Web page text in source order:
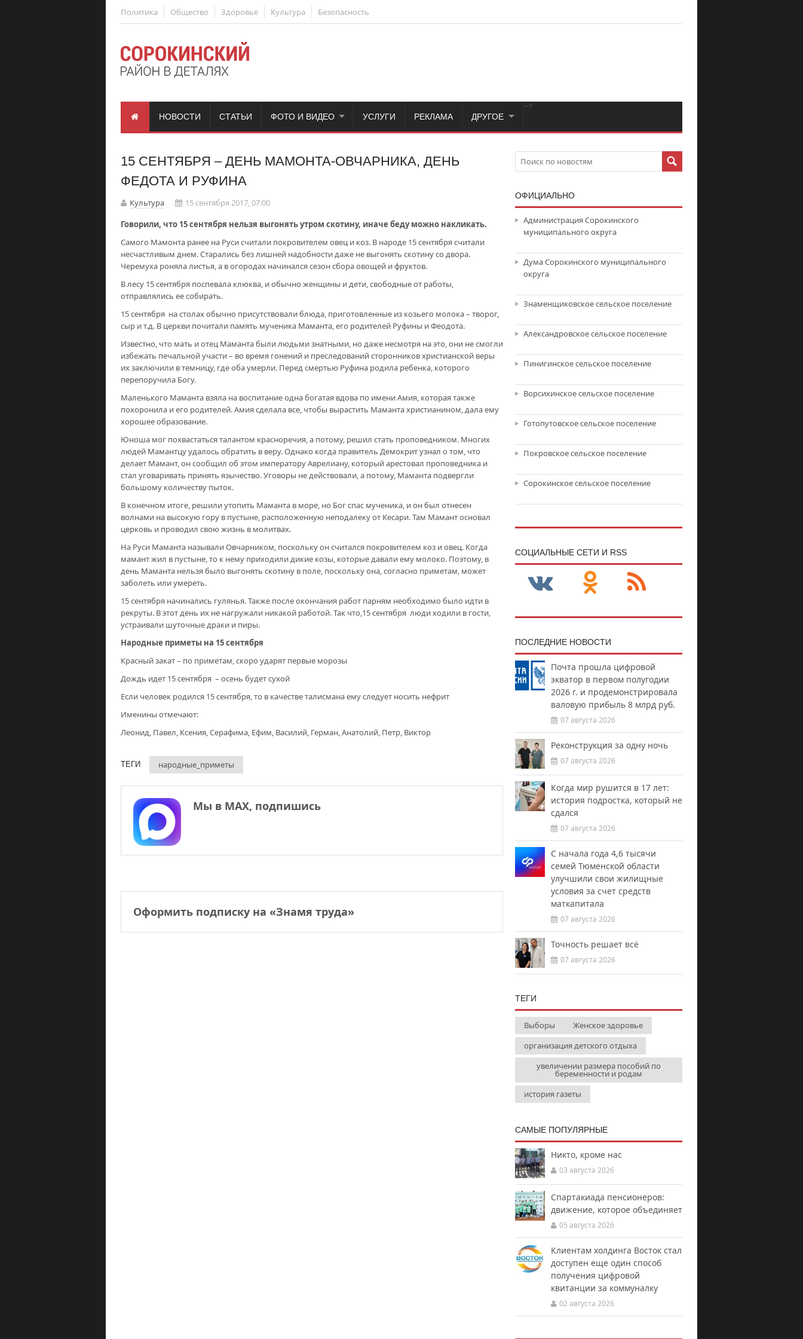
Политика Общество Здоровье Культура Безопасность
НОВОСТИ СТАТЬИ
-->
ФОТО И ВИДЕО УСЛУГИ РЕКЛАМА ДРУГОЕ
15 СЕНТЯБРЯ – ДЕНЬ МАМОНТА-ОВЧАРНИКА, ДЕНЬ
ФЕДОТА И РУФИНА
Культура
15 сентября 2017, 07:00
Говорили, что 15 сентября нельзя выгонять утром скотину, иначе беду можно накликать.
Самого Мамонта ранее на Руси считали покровителем овец и коз. В народе 15 сентября считали
несчастливым днем. Старались без лишней надобности даже не выгонять скотину со двора.
Черемуха роняла листья, а в огородах начинался сезон сбора овощей и фруктов.
В лесу 15 сентября поспевала клюква, и обычно женщины и дети, свободные от работы,
отправлялись ее собирать.
15 сентября на столах обычно присутствовали блюда, приготовленные из козьего молока – творог,
сыр и т.д. В церкви почитали память мученика Маманта, его родителей Руфины и Феодота.
Известно, что мать и отец Маманта были людьми знатными, но даже несмотря на это, они не смогли
избежать печальной участи – во время гонений и преследований сторонников христианской веры
их заключили в темницу, где оба умерли. Перед смертью Руфина родила ребенка, которого
перепоручила Богу.
Маленького Маманта взяла на воспитание одна богатая вдова по имени Амия, которая также
похоронила и его родителей. Амия сделала все, чтобы вырастить Маманта христианином, дала ему
хорошее образование.
Юноша мог похвастаться талантом красноречия, а потому, решил стать проповедником. Многих
людей Мамантцу удалось обратить в веру. Однако когда правитель Демокрит узнал о том, что
делает Мамант, он сообщил об этом императору Аврелиану, который арестовал проповедника и
стал уговаривать принять язычество. Уговоры не действовали, а потому, Маманта подвергли
большому количеству пыток.
В конечном итоге, решили утопить Маманта в море, но Бог спас мученика, и он был отнесен
волнами на высокую гору в пустыне, расположенную неподалеку от Кесари. Там Мамант основал
церковь и проводил свою жизнь в молитвах.
На Руси Маманта называли Овчарником, поскольку он считался покровителем коз и овец. Когда
мамант жил в пустыне, то к нему приходили дикие козы, которые давали ему молоко. Поэтому, в
день Маманта нельзя было выгонять скотину в поле, поскольку она, согласно приметам, может
заболеть или умереть.
15 сентября начинались гулянья. Также после окончания работ парням необходимо было идти в
рекруты. В этот день их не нагружали никакой работой. Так что,15 сентября люди ходили в гости,
устраивали шуточные драки и пиры.
Народные приметы на 15 сентября
Красный закат – по приметам, скоро ударят первые морозы
Дождь идет 15 сентября – осень будет сухой
Если человек родился 15 сентября, то в качестве талисмана ему следует носить нефрит
Именины отмечают:
Леонид, Павел, Ксения, Серафима, Ефим, Василий, Герман, Анатолий, Петр, Виктор
ТЕГИ народные_приметы
Мы в МАХ, подпишись
Оформить подписку на «Знамя труда»
ОФИЦИАЛЬНО
Администрация Сорокинского
муниципального округа
Дума Сорокинского муниципального
округа
Знаменщиковское сельское поселение
Александровское сельское поселение
Пинигинское сельское поселение
Ворсихинское сельское поселение
Готопутовское сельское поселение
Покровское сельское поселение
Сорокинское сельское поселение
CОЦИАЛЬНЫЕ СЕТИ И RSS
ПОСЛЕДНИЕ НОВОСТИ
Почта прошла цифровой
экватор в первом полугодии
2026 г. и продемонстрировала
валовую прибыль 8 млрд руб.
07 августа 2026
Реконструкция за одну ночь
07 августа 2026
Когда мир рушится в 17 лет:
история подростка, который не
сдался
07 августа 2026
С начала года 4,6 тысячи
семей Тюменской области
улучшили свои жилищные
условия за счет средств
маткапитала
07 августа 2026
Точность решает всё
07 августа 2026
ТЕГИ
Выборы
Женское здоровье
организация детского отдыха
увеличении размера пособий по
беременности и родам
история газеты
САМЫЕ ПОПУЛЯРНЫЕ
Никто, кроме нас
03 августа 2026
Спартакиада пенсионеров:
движение, которое объединяет
05 августа 2026
Клиентам холдинга Восток стал
доступен еще один способ
получения цифровой
квитанции за коммуналку
02 августа 2026